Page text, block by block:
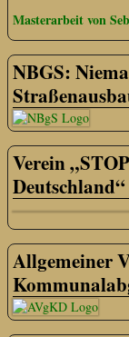
Masterarbeit von
NBGS:
Verein
Deutschland“
Allgemeiner